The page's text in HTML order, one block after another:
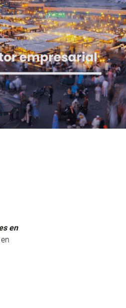
en
en